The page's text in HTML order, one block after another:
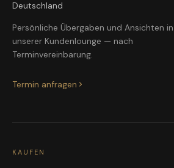
Deutschland
Persönliche Übergaben und Ansichten in
unserer Kundenlounge — nach
Terminvereinbarung.
Termin anfragen
KAUFEN